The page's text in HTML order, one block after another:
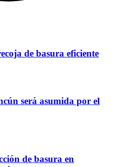
de basura eficiente
será asumida por el
de basura en